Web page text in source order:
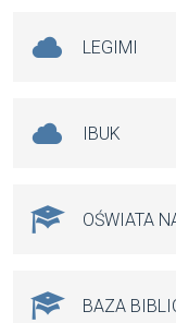
LEGIMI
IBUK
OŚWIATA
BAZA